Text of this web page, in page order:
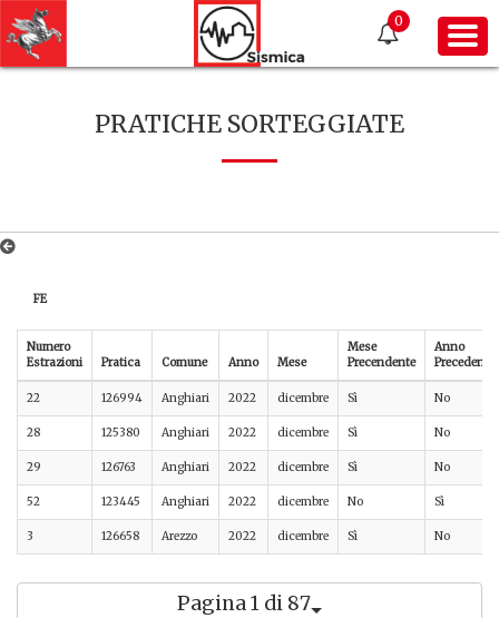
0
PRATICHE SORTEGGIATE
FE
Numero
Estrazioni
Pratica Comune Anno Mese
Mese
Precendente
Anno
Precedente
22 126994 Anghiari 2022 dicembre Sì No
28 125380 Anghiari 2022 dicembre Sì No
29 126763 Anghiari 2022 dicembre Sì No
52 123445 Anghiari 2022 dicembre No Sì
3 126658 Arezzo 2022 dicembre Sì No
Pagina 1 di 87